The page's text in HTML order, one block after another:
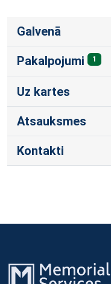
Galvenā
Pakalpojumi 1
Uz kartes
Atsauksmes
Kontakti